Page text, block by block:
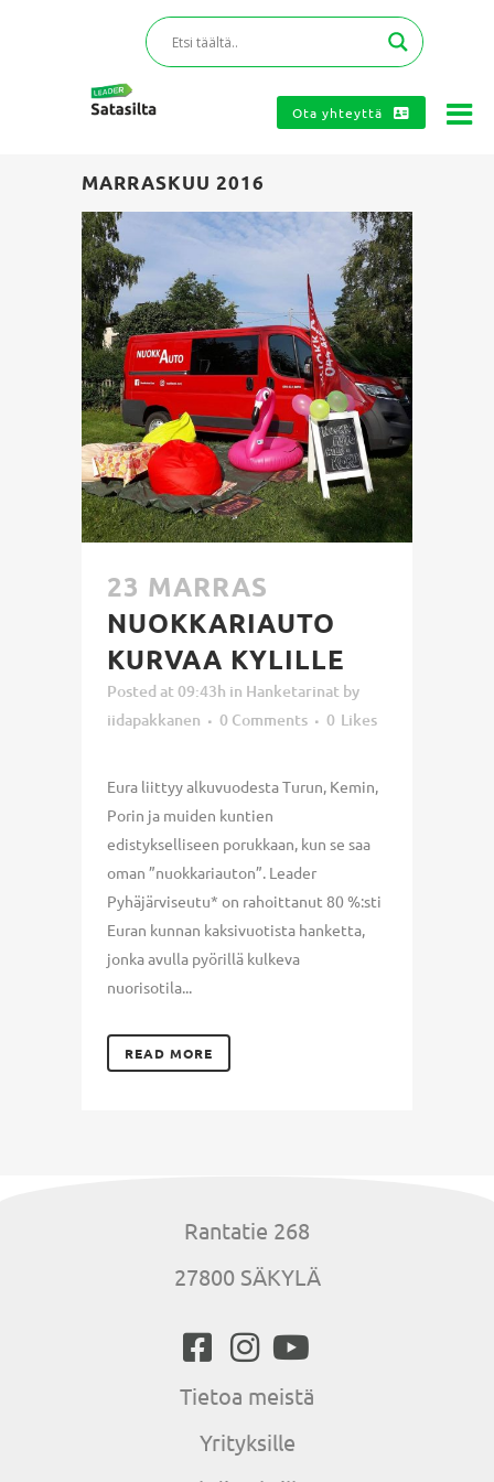
Ota yhteyttä
MARRASKUU 2016
23 MARRAS
NUOKKARIAUTO
KURVAA KYLILLE
Posted at 09:43h in Hanketarinat by
iidapakkanen
0 Comments 0 Likes
Eura liittyy alkuvuodesta Turun, Kemin,
Porin ja muiden kuntien
edistykselliseen porukkaan, kun se saa
oman ”nuokkariauton”. Leader
Pyhäjärviseutu* on rahoittanut 80 %:sti
Euran kunnan kaksivuotista hanketta,
jonka avulla pyörillä kulkeva
nuorisotila...
READ MORE
Rantatie 268
27800 SÄKYLÄ
Tietoa meistä
Yrityksille